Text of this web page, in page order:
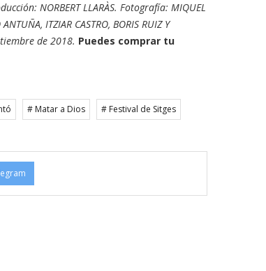
NORBERT LLARÀS. Fotografía: MIQUEL
ITZIAR CASTRO, BORIS RUIZ Y
de 2018. Puedes comprar tu
# Matar a Dios # Festival de Sitges